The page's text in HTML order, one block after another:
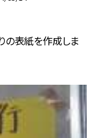
の表紙を作成しま